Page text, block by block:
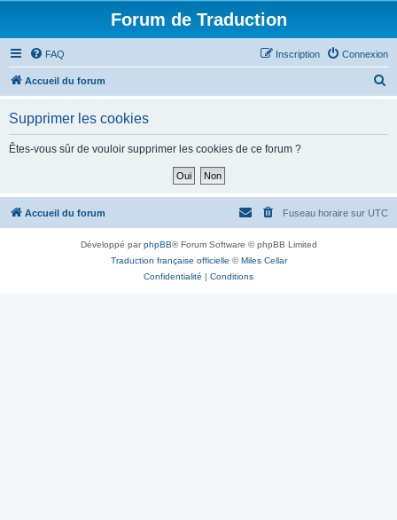
Forum de Traduction
FAQ Connexion
Inscription
Accueil du forum
h
Supprimer les cookies
Êtes-vous sûr de vouloir supprimer les cookies de ce forum ?
Accueil du forum Fuseau horaire sur UTC
Développé parphpBB® Forum Software © phpBB Limited
Traduction française officielle ©Miles Cellar
Confidentialité | Conditions